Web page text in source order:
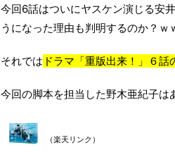
今回6話はついにヤスケン演じる安
うになった理由も判明するのか？ｗ
それでは ドラマ「重版出来！」６話
今回の脚本を担当した野木亜紀子
（楽天リンク）